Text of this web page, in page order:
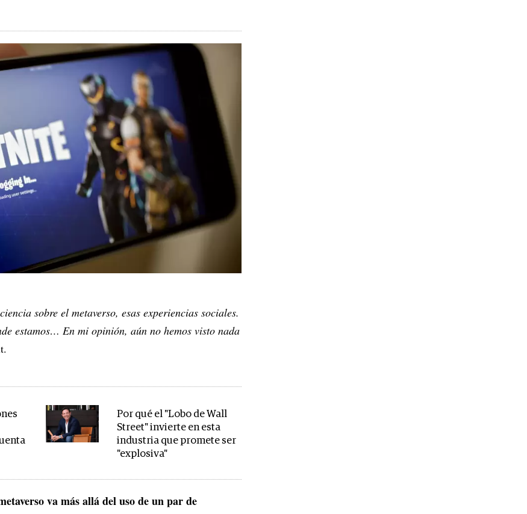
sobre el metaverso, esas experiencias sociales.
estamos… En mi opinión, aún no hemos visto nada
Por qué el "Lobo de Wall
Street" invierte en esta
industria que promete ser
"explosiva"
va más allá del uso de un par de